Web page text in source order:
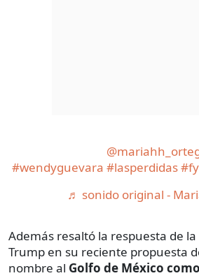
#wendyguevara #lasperdidas
♬ sonido original -
Además resaltó la respuesta de
Trump en su reciente propuesta
nombre al Golfo de México